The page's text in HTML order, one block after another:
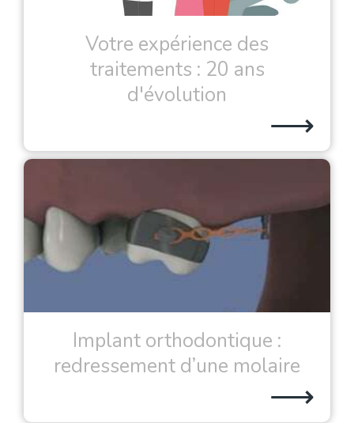
Votre expérience des
traitements : 20 ans
d'évolution
⟶
Implant orthodontique :
redressement d’une molaire
⟶